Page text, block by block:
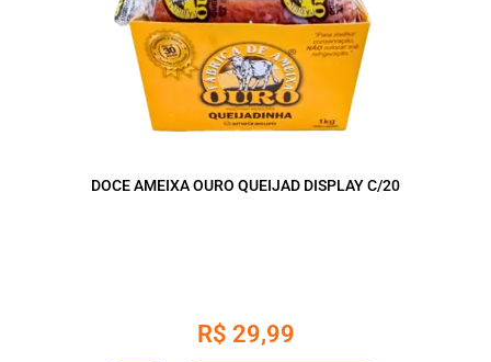
DOCE AMEIXA OURO QUEIJAD DISPLAY C/20
R$ 29,99